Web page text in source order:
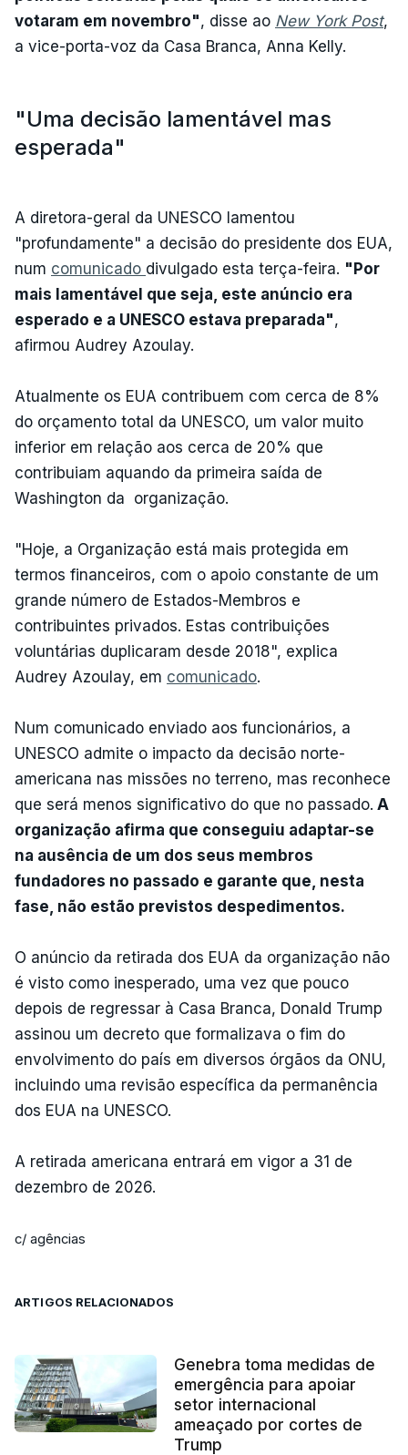
votaram em novembro", disse ao New York Post,
a vice-porta-voz da Casa Branca, Anna Kelly.
"Uma decisão lamentável mas
esperada"
A diretora-geral da UNESCO lamentou
"profundamente" a decisão do presidente dos EUA,
num comunicado divulgado esta terça-feira. "Por
mais lamentável que seja, este anúncio era
esperado e a UNESCO estava preparada",
afirmou Audrey Azoulay.
Atualmente os EUA contribuem com cerca de 8%
do orçamento total da UNESCO, um valor muito
inferior em relação aos cerca de 20% que
contribuiam aquando da primeira saída de
Washington da organização.
"Hoje, a Organização está mais protegida em
termos financeiros, com o apoio constante de um
grande número de Estados-Membros e
contribuintes privados. Estas contribuições
voluntárias duplicaram desde 2018", explica
Audrey Azoulay, em comunicado.
Num comunicado enviado aos funcionários, a
UNESCO admite o impacto da decisão norte-
americana nas missões no terreno, mas reconhece
que será menos significativo do que no passado. A
organização afirma que conseguiu adaptar-se
na ausência de um dos seus membros
fundadores no passado e garante que, nesta
fase, não estão previstos despedimentos.
O anúncio da retirada dos EUA da organização não
é visto como inesperado, uma vez que pouco
depois de regressar à Casa Branca, Donald Trump
assinou um decreto que formalizava o fim do
envolvimento do país em diversos órgãos da ONU,
incluindo uma revisão específica da permanência
dos EUA na UNESCO.
A retirada americana entrará em vigor a 31 de
dezembro de 2026.
c/ agências
ARTIGOS RELACIONADOS
Genebra toma medidas de
emergência para apoiar
setor internacional
ameaçado por cortes de
Trump